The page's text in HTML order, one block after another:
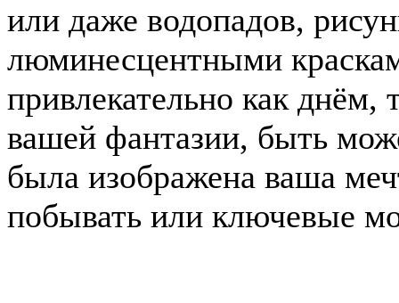
или даже водопадов,
люминесцентными
привлекательно как
вашей фантазии, быть
была изображена ваша
побывать или ключевые